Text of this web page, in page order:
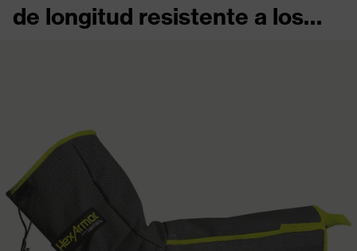
de longitud resistente a los